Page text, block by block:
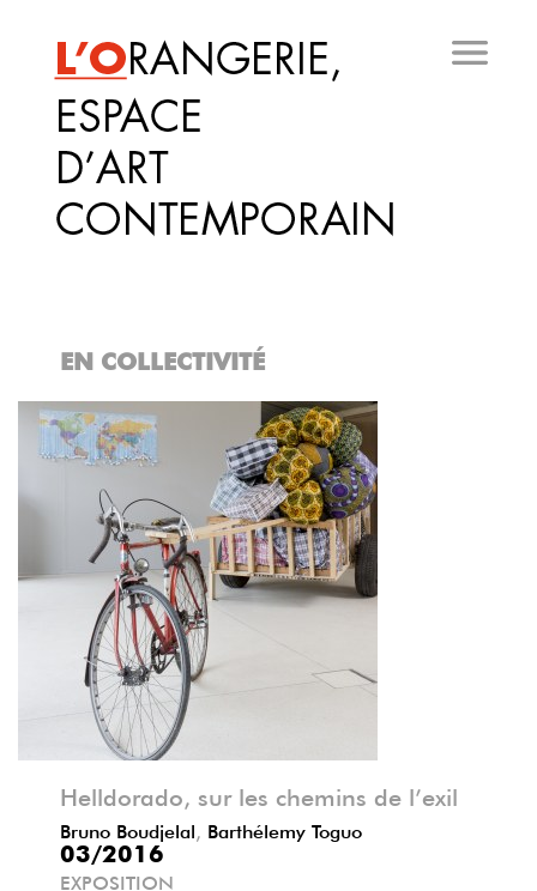
principal
EN COLLECTIVITÉ
Helldorado, sur les chemins de l’exil
Bruno Boudjelal Barthélemy Toguo
03/2016
EXPOSITION